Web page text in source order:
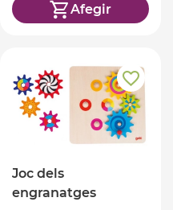
Afegir
Joc dels
engranatges